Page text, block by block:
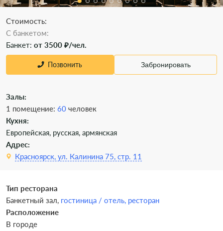
Стоимость:
C банкетом:
Банкет: от 3500 ₽/чел.
Позвонить Забронировать
Залы:
1 помещение: 60 человек
Кухня:
Европейская, русская, армянская
Адрес:
Красноярск, ул. Калинина 75, стр. 11
Тип ресторана
Банкетный зал, гостиница / отель, ресторан
Расположение
В городе